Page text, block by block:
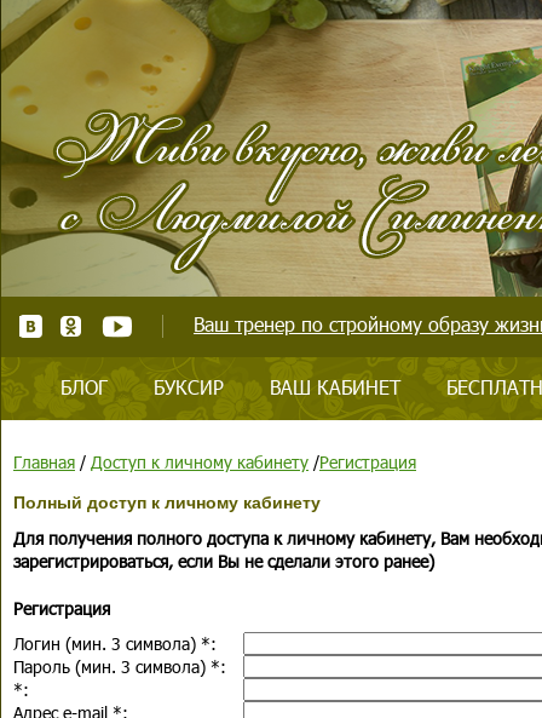
Ваш тренер по стройному образу
БЛОГ БУКСИР ВАШ КАБИНЕТ
Главная / Доступ к личному кабинету /Регистрация
Полный доступ к личному кабинету
Для получения полного доступа к личному кабинету, Вам
зарегистрироваться, если Вы не сделали этого ранее)
Регистрация
Логин (мин. 3 символа) *:
Пароль (мин. 3 символа) *:
*:
Адрес e-mail *: